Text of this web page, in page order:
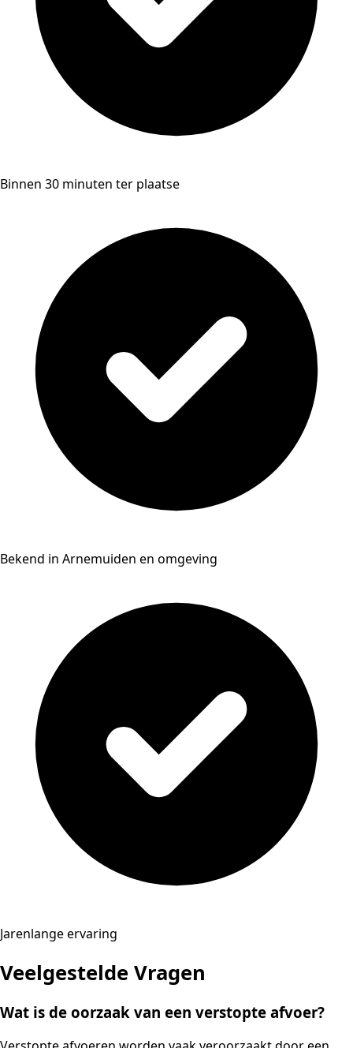
Binnen 30 minuten ter plaatse
Bekend in Arnemuiden en omgeving
Jarenlange ervaring
Veelgestelde Vragen
Wat is de oorzaak van een verstopte afvoer?